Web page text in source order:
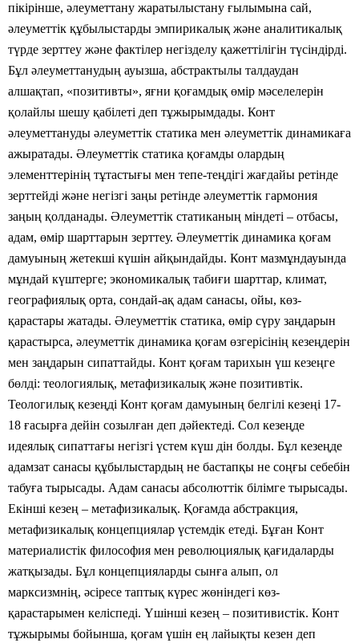
пікірінше, әлеуметтану жаратылыстану ғылымына сай,
әлеуметтік құбылыстарды эмпирикалық және аналитикалық
түрде зерттеу және фактілер негізделу қажеттілігін түсіндірді.
Бұл әлеуметтанудың ауызша, абстрактылы талдаудан
алшақтап, «позитивты», яғни қоғамдық өмір мәселелерін
қолайлы шешу қабілеті деп тұжырымдады. Конт
әлеуметтануды әлеуметтік статика мен әлеуметтік динамикаға
ажыратады. Әлеуметтік статика қоғамды олардың
элементтерінің тұтастығы мен тепе-теңдігі жағдайы ретінде
зерттейді және негізгі заңы ретінде әлеуметтік гармония
заңың қолданады. Әлеуметтік статиканың міндеті – отбасы,
адам, өмір шарттарын зерттеу. Әлеуметтік динамика қоғам
дамуының жетекші күшін айқындайды. Конт мазмұндауында
мұндай күштерге; экономикалық табиғи шарттар, климат,
географиялық орта, сондай-ақ адам санасы, ойы, көз-
қарастары жатады. Әлеуметтік статика, өмір сүру заңдарын
қарастырса, әлеуметтік динамика қоғам өзгерісінің кезеңдерін
мен заңдарын сипаттайды. Конт қоғам тарихын үш кезеңге
бөлді: теологиялық, метафизикалық және позитивтік.
Теологилық кезеңді Конт қоғам дамуының белгілі кезеңі 17-
18 ғасырға дейін созылған деп дәйектеді. Сол кезеңде
идеялық сипаттағы негізгі үстем күш дін болды. Бұл кезеңде
адамзат санасы құбылыстардың не бастапқы не соңғы себебін
табуға тырысады. Адам санасы абсолюттік білімге тырысады.
Екінші кезең – метафизикалық. Қоғамда абстракция,
метафизикалық концепциялар үстемдік етеді. Бұған Конт
материалистік философия мен революциялық қағидаларды
жатқызады. Бұл концепцияларды сынға алып, ол
марксизмнің, әсіресе таптық күрес жөніндегі көз-
қарастарымен келіспеді. Үшінші кезең – позитивистік. Конт
тұжырымы бойынша, қоғам үшін ең лайықты кезен деп